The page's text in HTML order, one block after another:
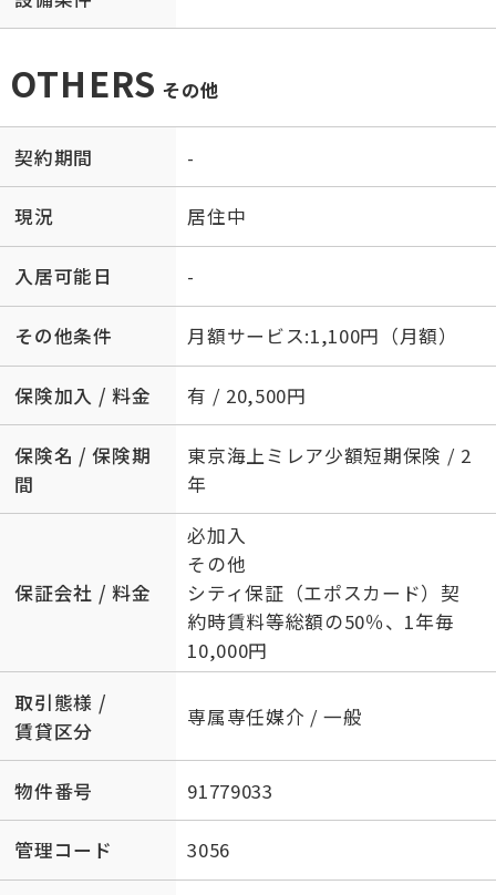
OTHERS その他
契約期間 -
現況 居住中
入居可能日 -
その他条件 月額サービス:1,100円（月額）
保険加入 / 料金 有 / 20,500円
保険名 / 保険期
間
東京海上ミレア少額短期保険 / 2
年
保証会社 / 料金
必加入
その他
シティ保証（エポスカード）契
約時賃料等総額の50％、1年毎
10,000円
取引態様 /
賃貸区分
専属専任媒介 / 一般
物件番号 91779033
管理コード 3056